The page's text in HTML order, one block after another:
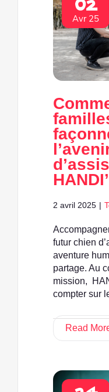
Avr 25
2 avril 2025 |
futur chien
aventure
partage. Au
mission,
compter sur
Read